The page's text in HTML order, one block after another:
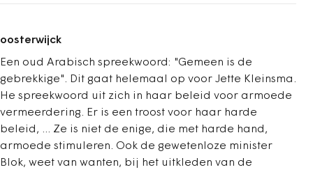
oosterwijck
Een oud Arabisch spreekwoord: "Gemeen is de
gebrekkige". Dit gaat helemaal op voor Jette Kleinsma.
He spreekwoord uit zich in haar beleid voor armoede
vermeerdering. Er is een troost voor haar harde
beleid, ... Ze is niet de enige, die met harde hand,
armoede stimuleren. Ook de gewetenloze minister
Blok, weet van wanten, bij het uitkleden van de